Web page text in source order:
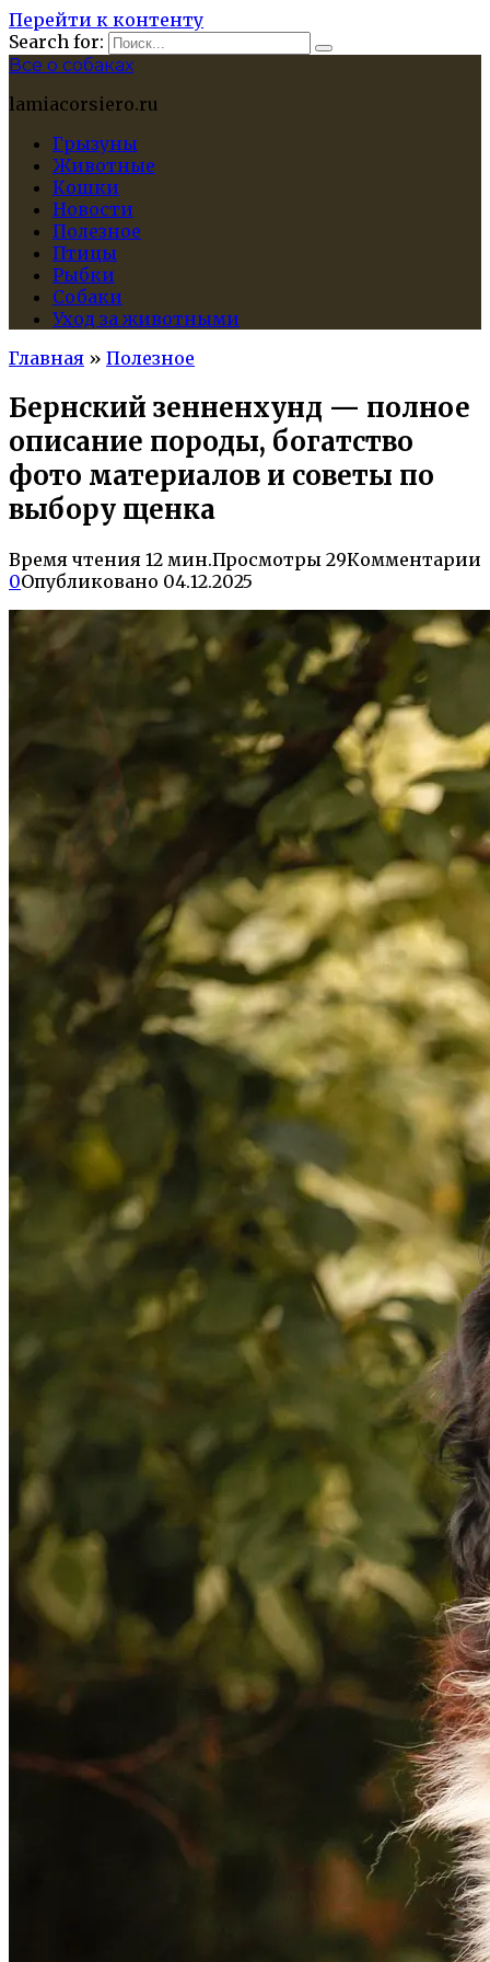
Перейти к контенту
Search for:
Все о собаках
lamiacorsiero.ru
Грызуны
Животные
Кошки
Новости
Полезное
Птицы
Рыбки
Собаки
Уход за животными
Главная » Полезное
Бернский зенненхунд — полное
описание породы, богатство
фото материалов и советы по
выбору щенка
Время чтения 12 мин.Просмотры 29Комментарии
0Опубликовано 04.12.2025